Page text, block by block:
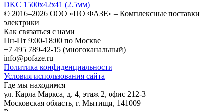
DKC 1500х42х41 (2.5мм)
© 2016–2026 ООО «ПО ФАЗЕ» – Комплексные поставки
электрики
Как связаться с нами
Пн-Пт 9:00-18:00 по Москве
+7 495 789-42-15 (многоканальный)
info@pofaze.ru
Политика конфиденциальности
Условия использования сайта
Где мы находимся
ул. Карла Маркса, д. 4, этаж 2, офис 212-3
Московская область, г. Мытищи, 141009